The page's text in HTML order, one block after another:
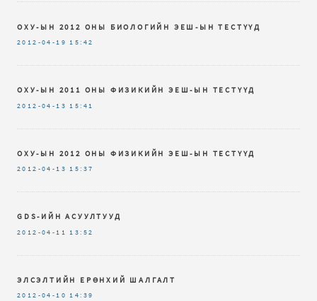
ОХУ-ЫН 2012 ОНЫ БИОЛОГИЙН ЭЕШ-ЫН ТЕСТҮҮД
2012-04-19 15:42
ОХУ-ЫН 2011 ОНЫ ФИЗИКИЙН ЭЕШ-ЫН ТЕСТҮҮД
2012-04-13 15:41
ОХУ-ЫН 2012 ОНЫ ФИЗИКИЙН ЭЕШ-ЫН ТЕСТҮҮД
2012-04-13 15:37
GDS-ИЙН АСУУЛТУУД
2012-04-11 13:52
ЭЛСЭЛТИЙН ЕРӨНХИЙ ШАЛГАЛТ
2012-04-10 14:39